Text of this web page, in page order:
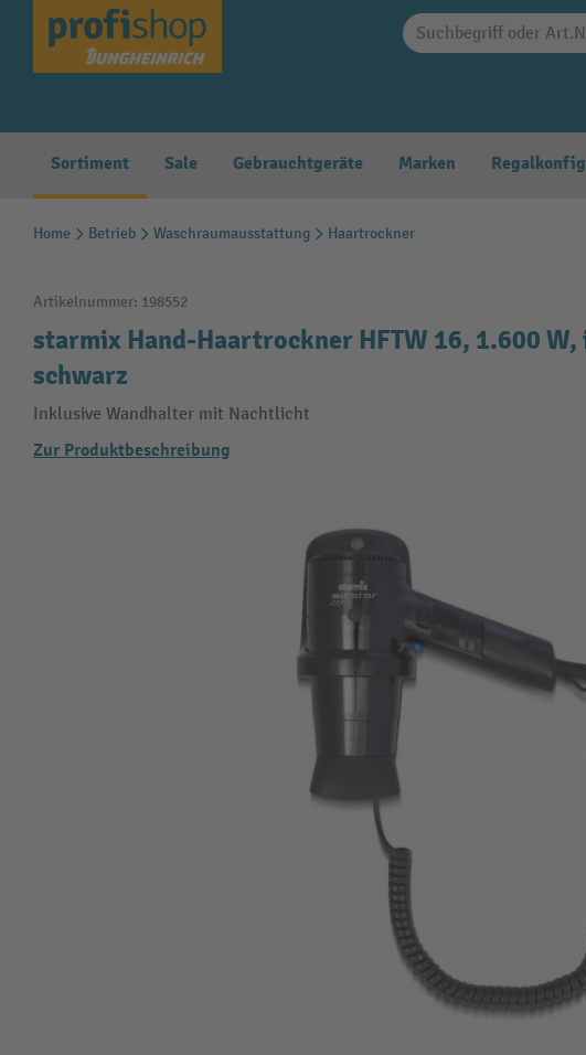
Zur Hauptnavigation springen
Sortiment Sale Gebrauchtgeräte Marken
Home Betrieb Waschraumausstattung Haartrockner
Artikelnummer: 198552
starmix Hand-Haartrockner HFTW 16, 1.600
schwarz
Inklusive Wandhalter mit Nachtlicht
Zur Produktbeschreibung